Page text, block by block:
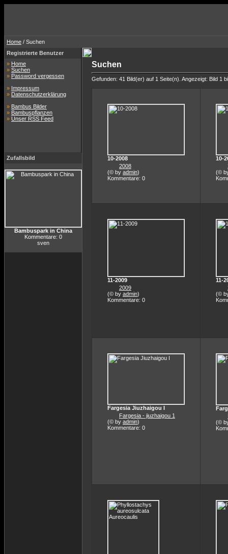
Home / Suchen
Registrierte Benutzer
» Home
» Suchen
» Password vergessen
» Impressum
» Datenschutzerklärung
» Bambus Bilder
» Bambuspflanzen
» Unser RSS Feed
Zufallsbild
Bambuspark in China
Kommentare: 0
sven
Suchen
Gefunden: 41 Bild(er) auf 1 Seite(n). Angezeigt: Bild 1
10-2008
2008
(© by admin)
Kommentare: 0
10-
(©
11-2009
2009
(© by admin)
Kommentare: 0
11-
(©
Fargesia Jiuzhaigou I
Fargesia - jiuzhaigou 1
(© by admin)
Kommentare: 0
(©